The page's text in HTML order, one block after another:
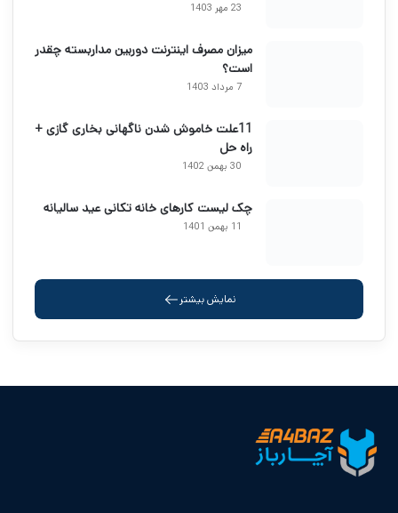
23 مهر 1403
میزان مصرف اینترنت دوربین مداربسته چقدر
است؟
7 مرداد 1403
11علت خاموش شدن ناگهانی بخاری گازی +
راه حل
30 بهمن 1402
چک لیست کارهای خانه تکانی عید سالیانه
11 بهمن 1401
نمایش بیشتر